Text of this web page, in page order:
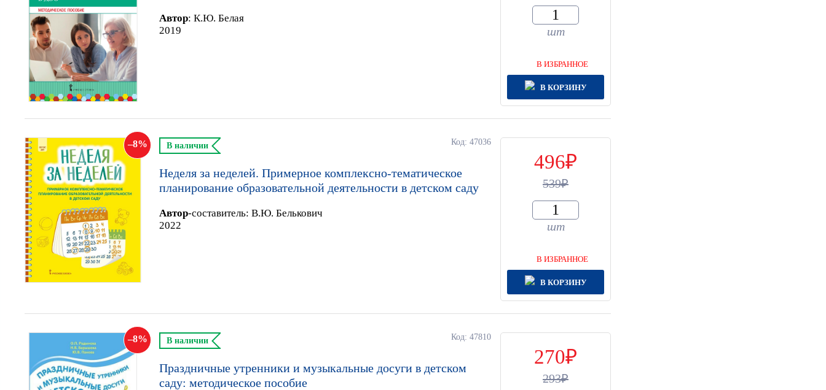
Автор: К.Ю. Белая
2019
шт
В ИЗБРАННОЕ
В КОРЗИНУ
8 Код: 47036
В наличии
Неделя за неделей. Примерное комплексно-тематическое
планирование образовательной деятельности в детском саду
Автор-составитель: В.Ю. Белькович
2022
496
539
шт
В ИЗБРАННОЕ
В КОРЗИНУ
8 Код: 47810
В наличии
Праздничные утренники и музыкальные досуги в детском
саду: методическое пособие
270
293